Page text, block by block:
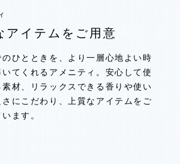
アイテムをご用意
のひとときを、より一層心地よい時
いてくれるアメニティ。安心して使
素材、リラックスできる香りや使い
さにこだわり、上質なアイテムをご
ます。
アイテムをご用意
のひとときを、より一層心地よい時
いてくれるアメニティ。安心して使
素材、リラックスできる香りや使い
さにこだわり、上質なアイテムをご
ます。
アイテムをご用意
のひとときを、より一層心地よい時
いてくれるアメニティ。安心して使
素材、リラックスできる香りや使い
さにこだわり、上質なアイテムをご
ます。
アイテムをご用意
のひとときを、より一層心地よい時
いてくれるアメニティ。安心して使
素材、リラックスできる香りや使い
さにこだわり、上質なアイテムをご
ます。